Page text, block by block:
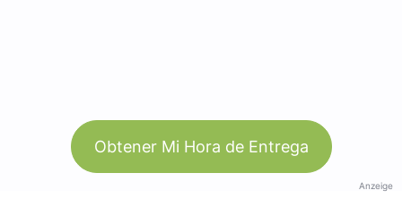
Obtener Mi Hora de Entrega
Anzeige